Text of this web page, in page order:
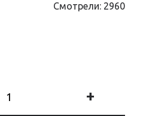
Смотрели: 2960
+